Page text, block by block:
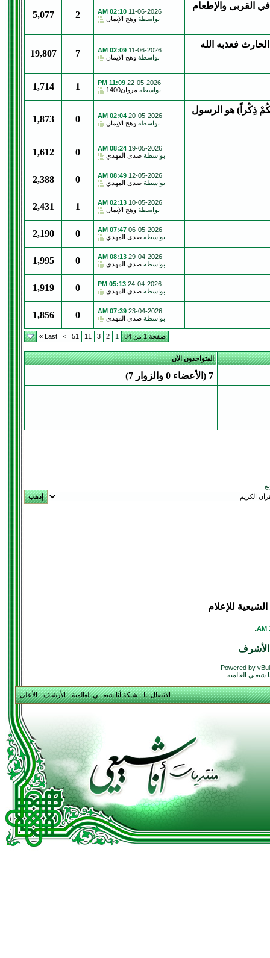
القربى والإطعام
11-06-2026
02:10 AM
بواسطة وهج الإيمان 2
5,077
فعذبه الله
11-06-2026
02:09 AM
بواسطة وهج الإيمان 7
19,807
22-05-2026
11:09 PM
بواسطة مروان1400 1
1,714
ذِكْراً) هو الرسول
20-05-2026
02:04 AM
بواسطة وهج الإيمان 0
1,873
19-05-2026
08:24 AM
بواسطة صدى المهدي 0
1,612
12-05-2026
08:49 AM
بواسطة صدى المهدي 0
2,388
10-05-2026
02:13 AM
بواسطة وهج الإيمان 1
2,431
06-05-2026
07:47 AM
بواسطة صدى المهدي 0
2,190
29-04-2026
08:13 AM
بواسطة صدى المهدي 0
1,995
24-04-2026
05:13 PM
بواسطة صدى المهدي 0
1,919
23-04-2026
07:39 AM
بواسطة صدى المهدي 0
1,856
صفحة 1 من 84 1
2
3
11
51
>
Last »
المتواجدون الآن
7 (الأعضاء 0 والزوار 7)
للإعلام
.
Powered by
العالمية
الاتصال بنا-شبكة أنا شيعـــي العالمية-الأرشيف-الأعلى